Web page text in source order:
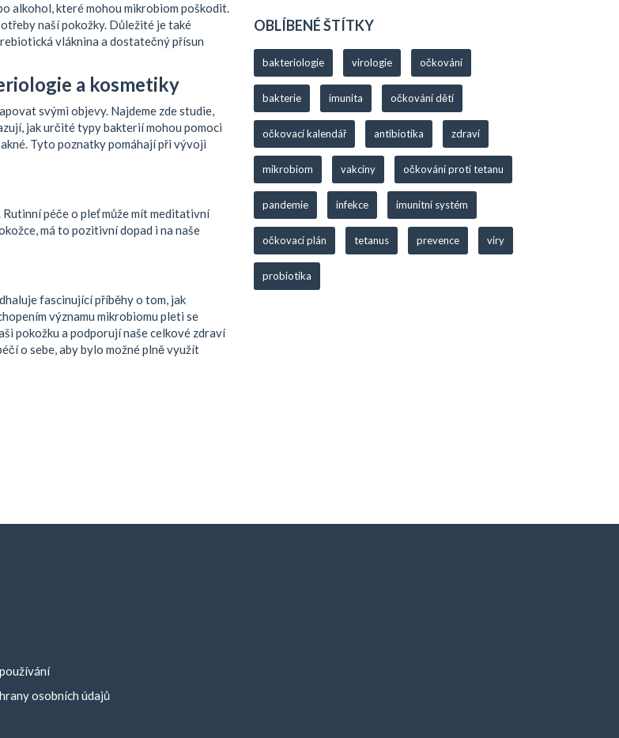
alkohol, které mohou mikrobiom poškodit.
naší pokožky. Důležité je také
vláknina a dostatečný přísun
a kosmetiky
svými objevy. Najdeme zde studie,
jak určité typy bakterií mohou pomoci
Tyto poznatky pomáhají při vývoji
péče o pleť může mít meditativní
má to pozitivní dopad i na naše
fascinující příběhy o tom, jak
významu mikrobiomu pleti se
pokožku a podporují naše celkové zdraví
o sebe, aby bylo možné plně využít
OBLÍBENÉ ŠTÍTKY
bakteriologie virologie očkování
bakterie imunita očkování dětí
očkovací kalendář antibiotika zdraví
mikrobiom vakcíny očkování proti tetanu
pandemie infekce imunitní systém
očkovací plán tetanus prevence viry
probiotika
osobních údajů